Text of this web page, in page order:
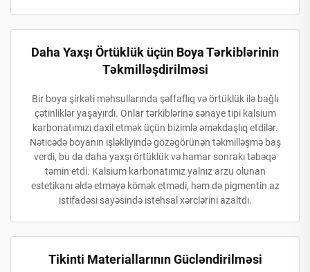
Daha Yaxşı Örtüklük üçün Boya Tərkiblərinin
Təkmilləşdirilməsi
Bir boya şirkəti məhsullarında şəffaflıq və örtüklük ilə bağlı
çətinliklər yaşayırdı. Onlar tərkiblərinə sənaye tipi kalsium
karbonatımızı daxil etmək üçün bizimlə əməkdaşlıq etdilər.
Nəticədə boyanın işləkliyində gözəgörünən təkmilləşmə baş
verdi, bu da daha yaxşı örtüklük və hamar sonrakı təbəqə
təmin etdi. Kalsium karbonatımız yalnız arzu olunan
estetikanı əldə etməyə kömək etmədi, həm də pigmentin az
istifadəsi sayəsində istehsal xərclərini azaltdı.
Tikinti Materiallarının Gücləndirilməsi